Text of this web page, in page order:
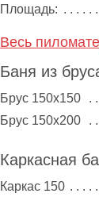
Площадь:
Весь
Баня из
Брус 150х150
Брус 150х200
Каркасная
Каркас 150